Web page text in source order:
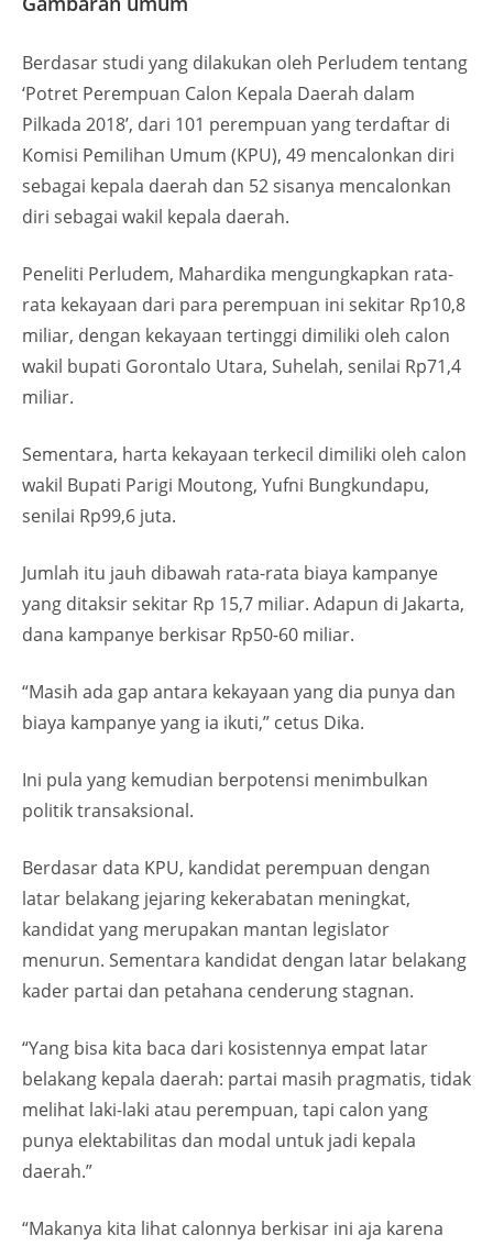
Berdasar studi yang dilakukan oleh Perludem tentang
‘Potret Perempuan Calon Kepala Daerah dalam
Pilkada 2018’, dari 101 perempuan yang terdaftar di
Komisi Pemilihan Umum (KPU), 49 mencalonkan diri
sebagai kepala daerah dan 52 sisanya mencalonkan
diri sebagai wakil kepala daerah.
Peneliti Perludem, Mahardika mengungkapkan rata-
rata kekayaan dari para perempuan ini sekitar Rp10,8
miliar, dengan kekayaan tertinggi dimiliki oleh calon
wakil bupati Gorontalo Utara, Suhelah, senilai Rp71,4
miliar.
Sementara, harta kekayaan terkecil dimiliki oleh calon
wakil Bupati Parigi Moutong, Yufni Bungkundapu,
senilai Rp99,6 juta.
Jumlah itu jauh dibawah rata-rata biaya kampanye
yang ditaksir sekitar Rp 15,7 miliar. Adapun di Jakarta,
dana kampanye berkisar Rp50-60 miliar.
“Masih ada gap antara kekayaan yang dia punya dan
biaya kampanye yang ia ikuti,” cetus Dika.
Ini pula yang kemudian berpotensi menimbulkan
politik transaksional.
Berdasar data KPU, kandidat perempuan dengan
latar belakang jejaring kekerabatan meningkat,
kandidat yang merupakan mantan legislator
menurun. Sementara kandidat dengan latar belakang
kader partai dan petahana cenderung stagnan.
“Yang bisa kita baca dari kosistennya empat latar
belakang kepala daerah: partai masih pragmatis, tidak
melihat laki-laki atau perempuan, tapi calon yang
punya elektabilitas dan modal untuk jadi kepala
daerah.”
“Makanya kita lihat calonnya berkisar ini aja karena